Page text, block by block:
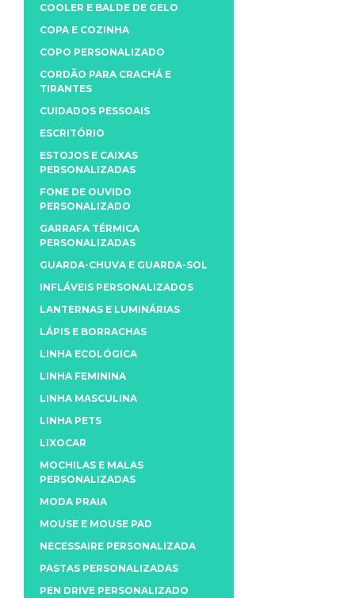
COOLER E BALDE DE GELO
COPA E COZINHA
COPO PERSONALIZADO
CORDÃO PARA CRACHÁ E
TIRANTES
CUIDADOS PESSOAIS
ESCRITÓRIO
ESTOJOS E CAIXAS
PERSONALIZADAS
FONE DE OUVIDO
PERSONALIZADO
GARRAFA TÉRMICA
PERSONALIZADAS
GUARDA-CHUVA E GUARDA-SOL
INFLÁVEIS PERSONALIZADOS
LANTERNAS E LUMINÁRIAS
LÁPIS E BORRACHAS
LINHA ECOLÓGICA
LINHA FEMININA
LINHA MASCULINA
LINHA PETS
LIXOCAR
MOCHILAS E MALAS
PERSONALIZADAS
MODA PRAIA
MOUSE E MOUSE PAD
NECESSAIRE PERSONALIZADA
PASTAS PERSONALIZADAS
PEN DRIVE PERSONALIZADO